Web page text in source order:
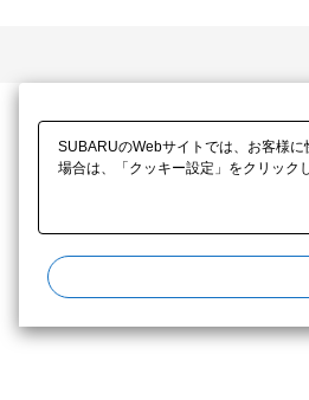
SUBARUのWebサイトでは、お客様
場合は、「クッキー設定」をクリック